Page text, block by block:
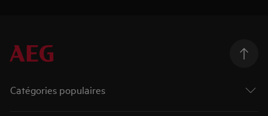
Catégories populaires